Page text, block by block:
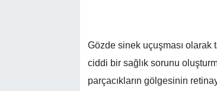
Gözde sinek uçuşması olarak
ciddi bir sağlık sorunu
parçacıkların gölgesinin